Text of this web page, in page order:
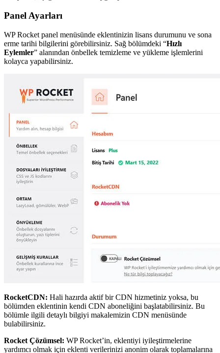
Panel Ayarları
WP Rocket panel menüsünde eklentinizin lisans durumunu ve sona
erme tarihi bilgilerini görebilirsiniz. Sağ bölümdeki “Hızlı
Eylemler” alanından önbellek temizleme ve yükleme işlemlerini
kolayca yapabilirsiniz.
RocketCDN: Hali hazırda aktif bir CDN hizmetiniz yoksa, bu
bölümden eklentinin kendi CDN aboneliğini başlatabilirsiniz. Bu
bölümle ilgili detaylı bilgiyi makalemizin CDN menüsünde
bulabilirsiniz.
Rocket Çözümsel: WP Rocket’in, eklentiyi iyileştirmelerine
yardımcı olmak için eklenti verilerinizi anonim olarak toplamalarına